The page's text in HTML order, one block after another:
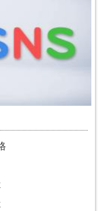
子絕孫
魚之家。
危機